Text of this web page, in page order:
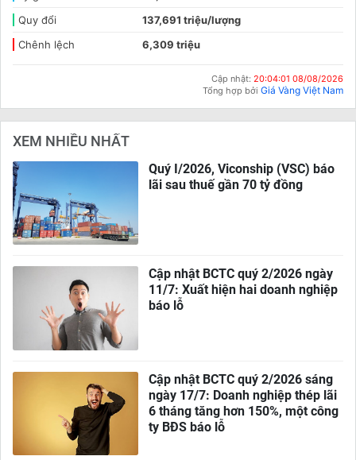
Quy đổi
137,691 triệu/lượng
Chênh lệch
6,309 triệu
Cập nhật: 20:04:01 08/08/2026
Tổng hợp bởi Giá Vàng Việt Nam
XEM NHIỀU NHẤT
Quý I/2026, Viconship (VSC) báo
lãi sau thuế gần 70 tỷ đồng
Cập nhật BCTC quý 2/2026 ngày
11/7: Xuất hiện hai doanh nghiệp
báo lỗ
Cập nhật BCTC quý 2/2026 sáng
ngày 17/7: Doanh nghiệp thép lãi
6 tháng tăng hơn 150%, một công
ty BĐS báo lỗ